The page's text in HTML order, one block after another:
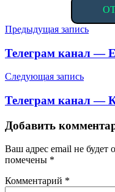
Навигация
по
записям
Предыдущая запись
Телеграм канал —
Следующая запись
Телеграм канал —
Добавить
Ваш адрес email не будет
помечены *
Комментарий *